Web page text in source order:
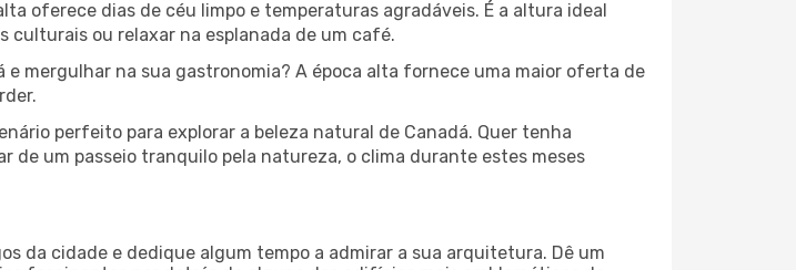
oferece dias de céu limpo e temperaturas agradáveis. É a altura ideal
culturais ou relaxar na esplanada de um café.
mergulhar na sua gastronomia? A época alta fornece uma maior oferta de
perfeito para explorar a beleza natural de Canadá. Quer tenha
um passeio tranquilo pela natureza, o clima durante estes meses
da cidade e dedique algum tempo a admirar a sua arquitetura. Dê um